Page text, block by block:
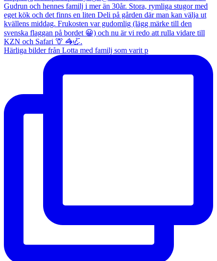
Härliga bilder från Lotta med familj som varit p